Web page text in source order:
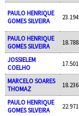
PAULO HENRIQUE
GOMES SILVEIRA
23.194
PAULO HENRIQUE
GOMES SILVEIRA
18.788
JOSSIELEM
COELHO
17.501
MARCELO SOARES
THOMAZ
18.236
PAULO HENRIQUE
GOMES SILVEIRA
22.971